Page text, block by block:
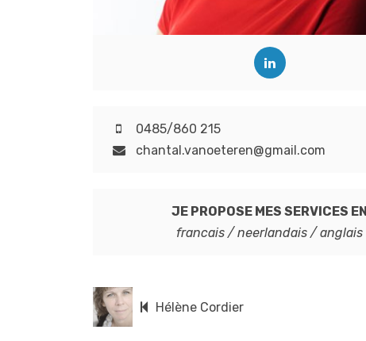
0485/860 215
chantal.vanoeteren@gmail.com
JE PROPOSE MES SERVICES EN
francais / neerlandais / anglais
Hélène Cordier